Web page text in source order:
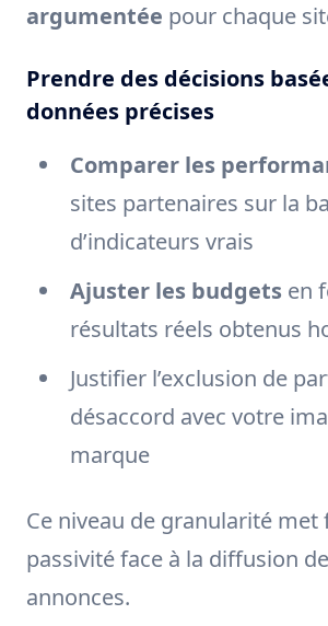
argumentée pour chaque
Prendre des décisions
données précises
Comparer les
sites partenaires sur la
d’indicateurs vrais
Ajuster les budgets en
résultats réels obtenus
Justifier l’exclusion de
désaccord avec votre
marque
Ce niveau de granularité met
passivité face à la diffusion
annonces.